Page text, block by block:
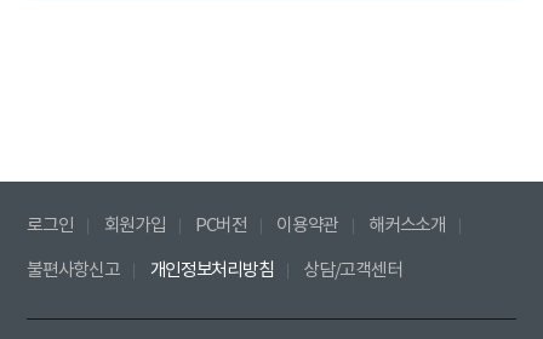
로그인 회원가입 PC버전 이용약관 해커스소개
불편사항신고 개인정보처리방침 상담/고객센터